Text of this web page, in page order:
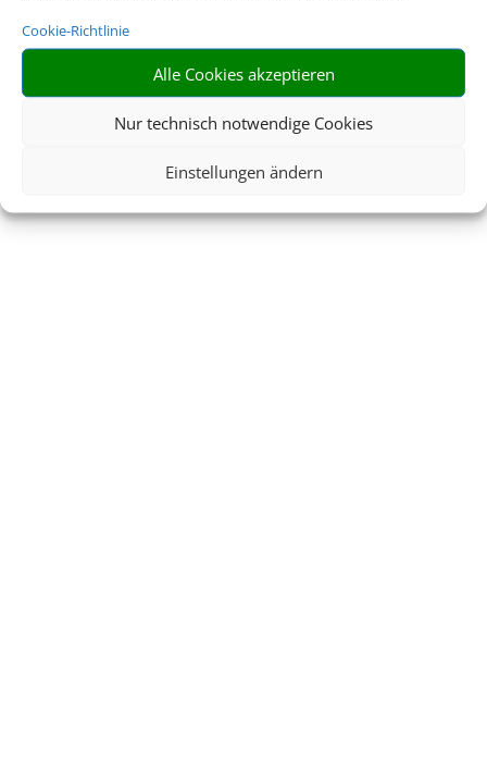
Cookie-Richtlinie
Alle Cookies akzeptieren
Nur technisch notwendige Cookies
Einstellungen ändern